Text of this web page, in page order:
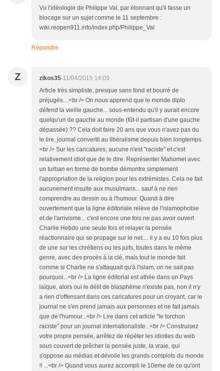
Vu l'idéologie de Philippe Val, par étonnant qu'il fasse un
blocage sur un sujet comme le 11 septembre :
wiki.reopen911.info/index.php/Philippe_Val
Répondre
Z zikos35 11/04/2015 14:09
Article très simpliste, presque sans fond et bourré de
préjugés....<br /> On nous apprend que le monde diplo
défend la vieille gauche... sous-entendu qu'il y aurait encore
quelqu'un de gauche au monde (fût-il partisan d'une gauche
dépassée) ?? Cela doit faire 20 ans que vous n'avez pas du
le lire, journal convertit au libéralisme depuis bien longtemps.
<br /> Sur les caricatures, aucune n'est "raciste" et c'est
relativement idiot que de le dire. Représenter Mahomet avec
un turban en forme de bombe démontre simplement
l'appropriation de la religion pour les extrémistes. Cela ne fait
aucunement insulte aux musulmans... sauf à ne rien
comprendre au dessin ou à l'humour. Quand à dire
ouvertement que la ligne éditoriale relève de l'islamophobie
et de l'arrivisme... c'est encore une fois ne pas avoir ouvert
Charlie Hebdo une seule fois et relayer la pensée
réactionnaire qui se propage sur le net.... il y a eu 10 fois plus
de une sur les chrétiens ou les juifs, toutes dans le même
genre, avec des procès à la clé, mais tout le monde fait
comme si Charlie ne s'attaquait qu'à l'islam, on ne sait pas
pourquoi...<br /> La ligne éditorial est athée dans un Pays
laïque, alors oui le délit de blasphème n'existe pas, non il n'y
a rien d'offensant dans ces caricatures pour un croyant, car le
journal ne s'en prend jamais aux personnes et ne fait jamais
que de l'humour...<br /> Lire dans cet article "le torchon
raciste" pour un journal internationaliste...<br /> Construisez
votre propre pensée, arrêtez de répéter les idioties du web
sous couvert de prêcher la pensée juste, la vraie, qui
s'oppose au médias et dévoile les grands complots du monde
!! ...<br /> Quand vous aurez accompli le 10eme de ce qu'ont